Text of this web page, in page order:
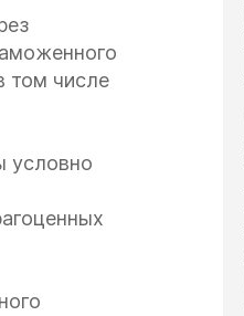
том числе
условно